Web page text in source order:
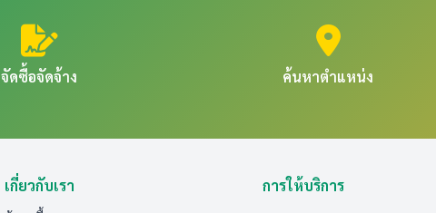
จัดซื้อจัดจ้าง ค้นหาตำแหน่ง
เกี่ยวกับเรา การให้บริการ